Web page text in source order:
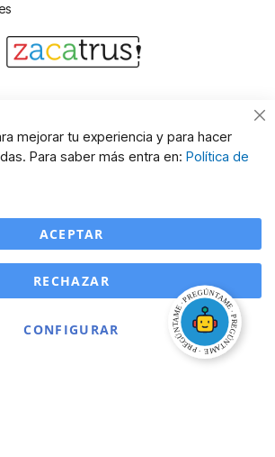
mejorar tu experiencia y para hacer
Para saber más entra en: Política de
ACEPTAR
CONFIGURAR
RECHAZAR